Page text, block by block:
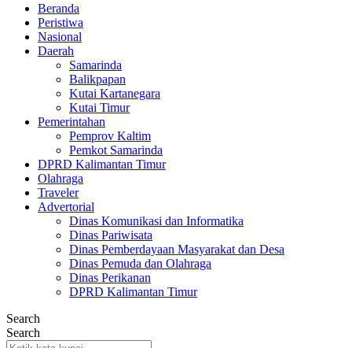
Beranda
Peristiwa
Nasional
Daerah
Samarinda
Balikpapan
Kutai Kartanegara
Kutai Timur
Pemerintahan
Pemprov Kaltim
Pemkot Samarinda
DPRD Kalimantan Timur
Olahraga
Traveler
Advertorial
Dinas Komunikasi dan Informatika
Dinas Pariwisata
Dinas Pemberdayaan Masyarakat dan Desa
Dinas Pemuda dan Olahraga
Dinas Perikanan
DPRD Kalimantan Timur
Search
Search